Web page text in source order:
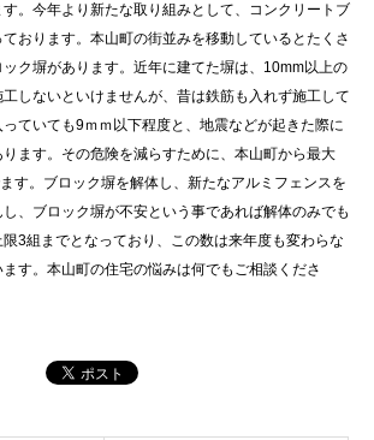
。今年より新たな取り組みとして、コンクリートブ
おります。本山町の街並みを移動しているとたくさ
ク塀があります。近年に建てた塀は、10mm以上の
しないといけませんが、昔は鉄筋も入れず施工して
ていても9ｍｍ以下程度と、地震などが起きた際に
ます。その危険を減らすために、本山町から最大
す。ブロック塀を解体し、新たなアルミフェンスを
、ブロック塀が不安という事であれば解体のみでも
3組までとなっており、この数は来年度も変わらな
す。本山町の住宅の悩みは何でもご相談くださ